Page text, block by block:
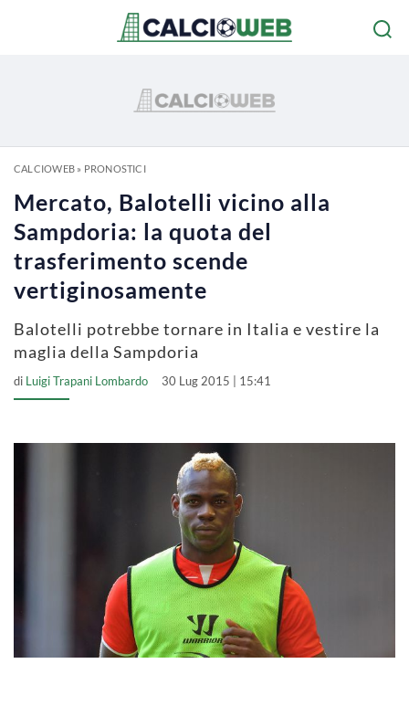
CALCIOWEB» PRONOSTICI
Mercato, Balotelli vicino alla
Sampdoria: la quota del
trasferimento scende
vertiginosamente
Balotelli potrebbe tornare in Italia e vestire la
maglia della Sampdoria
di Luigi Trapani Lombardo 30 Lug 2015 | 15:41